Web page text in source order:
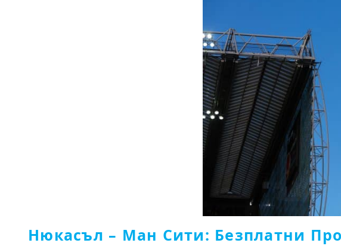
Нюкасъл – Ман Сити: Безплатни